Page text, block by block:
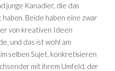
junge Kanadier, die das
Beide haben eine zwar
von kreativen Ideen
und das ist wohl am
selben Sujet, konkretisieren
mit ihrem Umfeld, der